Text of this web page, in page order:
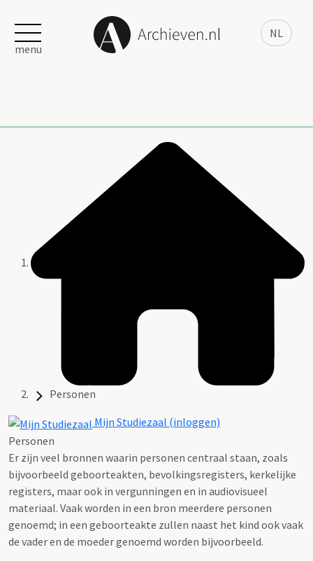
NL
menu
Personen
Mijn Studiezaal (inloggen)
Personen
Er zijn veel bronnen waarin personen centraal staan, zoals
bijvoorbeeld geboorteakten, bevolkingsregisters, kerkelijke
registers, maar ook in vergunningen en in audiovisueel
materiaal. Vaak worden in een bron meerdere personen
genoemd; in een geboorteakte zullen naast het kind ook vaak
de vader en de moeder genoemd worden bijvoorbeeld.